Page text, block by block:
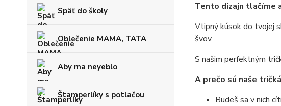
Späť do školy
Oblečenie MAMA, TATA
Aby ma neyeblo
Štamperlíky s potlačou
Tento dizajn tlačíme
Vtipný kúsok do tvojej
švov.
S našim perfektným
A prečo sú naše
Budeš sa v nich